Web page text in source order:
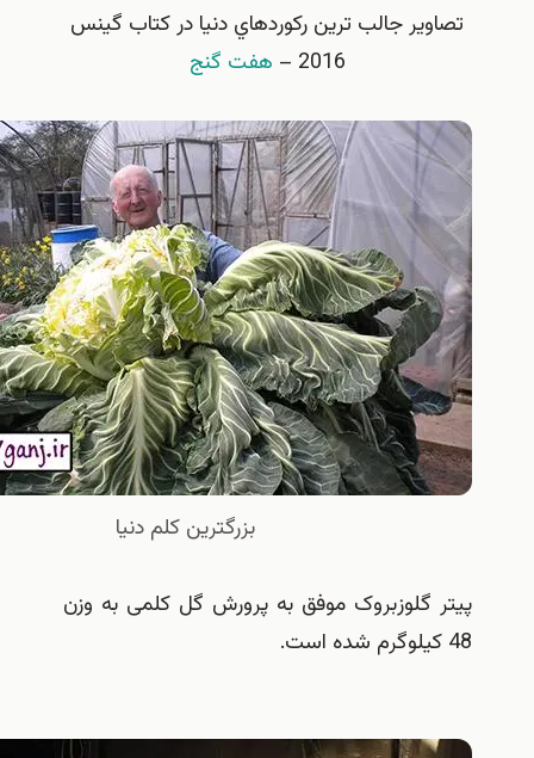
جالب ترين ركوردهاي دنيا در كتاب گينس
هفت گنج
بزرگترين كلم دنيا
گلوزبروک موفق به پرورش گل کلمی به وزن